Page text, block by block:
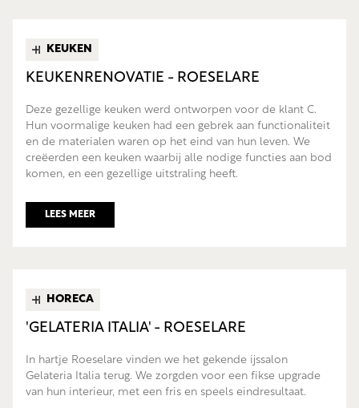
KEUKEN
KEUKENRENOVATIE - ROESELARE
Deze gezellige keuken werd ontworpen voor de klant C.
Hun voormalige keuken had een gebrek aan functionaliteit
en de materialen waren op het eind van hun leven. We
creëerden een keuken waarbij alle nodige functies aan bod
komen, en een gezellige uitstraling heeft.
LEES MEER
HORECA
'GELATERIA ITALIA' - ROESELARE
In hartje Roeselare vinden we het gekende ijssalon
Gelateria Italia terug. We zorgden voor een fikse upgrade
van hun interieur, met een fris en speels eindresultaat.